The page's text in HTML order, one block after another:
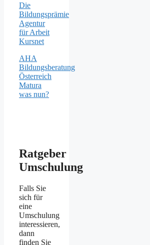
Die
Bildungsprämie
Agentur
für Arbeit
Kursnet
AHA
Bildungsberatung
Österreich
Matura
was nun?
Ratgeber
Umschulung
Falls Sie
sich für
eine
Umschulung
interessieren,
dann
finden Sie